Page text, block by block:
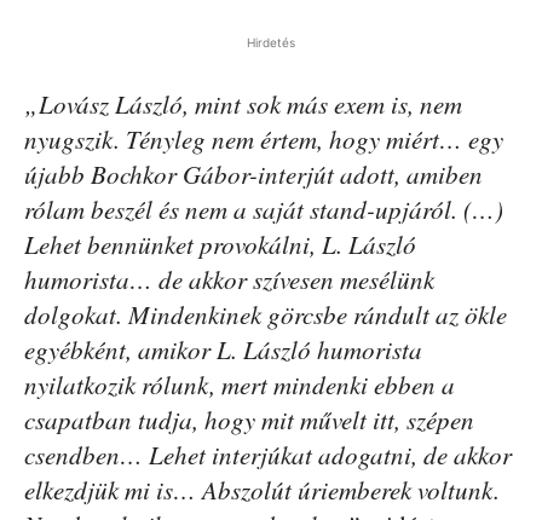
Hirdetés
„Lovász László, mint sok más exem is, nem
nyugszik. Tényleg nem értem, hogy miért… egy
újabb Bochkor Gábor-interjút adott, amiben
rólam beszél és nem a saját stand-upjáról. (…)
Lehet bennünket provokálni, L. László
humorista… de akkor szívesen mesélünk
dolgokat. Mindenkinek görcsbe rándult az ökle
egyébként, amikor L. László humorista
nyilatkozik rólunk, mert mindenki ebben a
csapatban tudja, hogy mit művelt itt, szépen
csendben… Lehet interjúkat adogatni, de akkor
elkezdjük mi is… Abszolút úriemberek voltunk.